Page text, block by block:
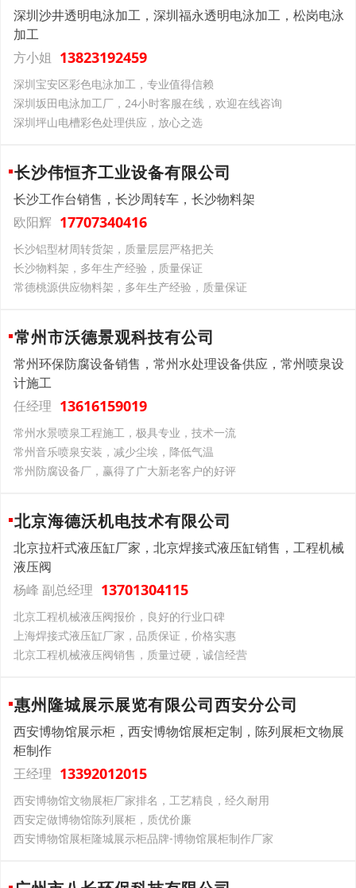
深圳沙井透明电泳加工，深圳福永透明电泳加工，松岗电泳
加工
方小姐 13823192459
深圳宝安区彩色电泳加工，专业值得信赖
深圳坂田电泳加工厂，24小时客服在线，欢迎在线咨询
深圳坪山电槽彩色处理供应，放心之选
长沙伟恒齐工业设备有限公司
长沙工作台销售，长沙周转车，长沙物料架
欧阳辉 17707340416
长沙铝型材周转货架，质量层层严格把关
长沙物料架，多年生产经验，质量保证
常德桃源供应物料架，多年生产经验，质量保证
常州市沃德景观科技有公司
常州环保防腐设备销售，常州水处理设备供应，常州喷泉设
计施工
任经理 13616159019
常州水景喷泉工程施工，极具专业，技术一流
常州音乐喷泉安装，减少尘埃，降低气温
常州防腐设备厂，赢得了广大新老客户的好评
北京海德沃机电技术有限公司
北京拉杆式液压缸厂家，北京焊接式液压缸销售，工程机械
液压阀
杨峰 副总经理 13701304115
北京工程机械液压阀报价，良好的行业口碑
上海焊接式液压缸厂家，品质保证，价格实惠
北京工程机械液压阀销售，质量过硬，诚信经营
惠州隆城展示展览有限公司西安分公司
西安博物馆展示柜，西安博物馆展柜定制，陈列展柜文物展
柜制作
王经理 13392012015
西安博物馆文物展柜厂家排名，工艺精良，经久耐用
西安定做博物馆陈列展柜，质优价廉
西安博物馆展柜隆城展示柜品牌-博物馆展柜制作厂家